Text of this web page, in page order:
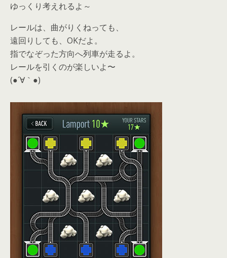
ゆっくり考えれるよ～
レールは、曲がりくねっても、
遠回りしても、OKだよ。
指でなぞった方向へ列車が走るよ。
レールを引くのが楽しいよ〜
(●´∀｀●)